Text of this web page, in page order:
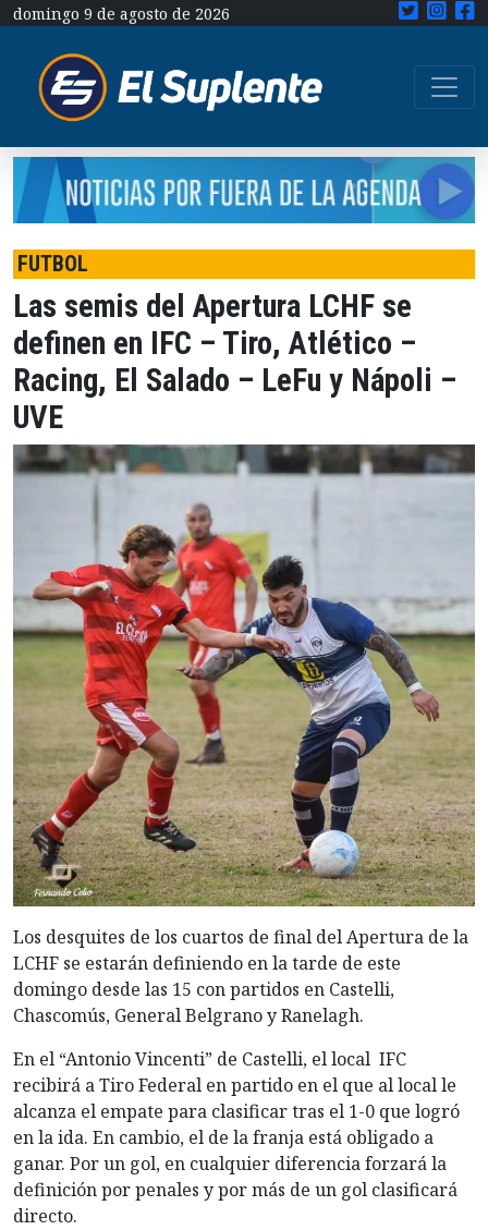
domingo 9 de agosto de 2026
FUTBOL
Las semis del Apertura LCHF se
definen en IFC – Tiro, Atlético –
Racing, El Salado – LeFu y Nápoli –
UVE
Los desquites de los cuartos de final del Apertura de la
LCHF se estarán definiendo en la tarde de este
domingo desde las 15 con partidos en Castelli,
Chascomús, General Belgrano y Ranelagh.
En el “Antonio Vincenti” de Castelli, el local IFC
recibirá a Tiro Federal en partido en el que al local le
alcanza el empate para clasificar tras el 1-0 que logró
en la ida. En cambio, el de la franja está obligado a
ganar. Por un gol, en cualquier diferencia forzará la
definición por penales y por más de un gol clasificará
directo.